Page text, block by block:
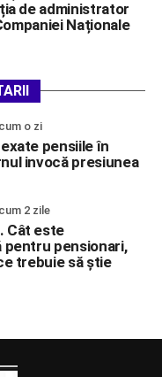
de administrator
Naționale
o zi
pensiile în
invocă presiunea
2 zile
Cât este
pentru pensionari,
trebuie să știe